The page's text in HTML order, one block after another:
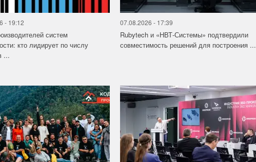
- 19:12
систем
кто лидирует по числу
...
07.08.2026 - 17:39
Rubytech и «НВТ-Системы» подтвердили
совместимость решений для построения ...